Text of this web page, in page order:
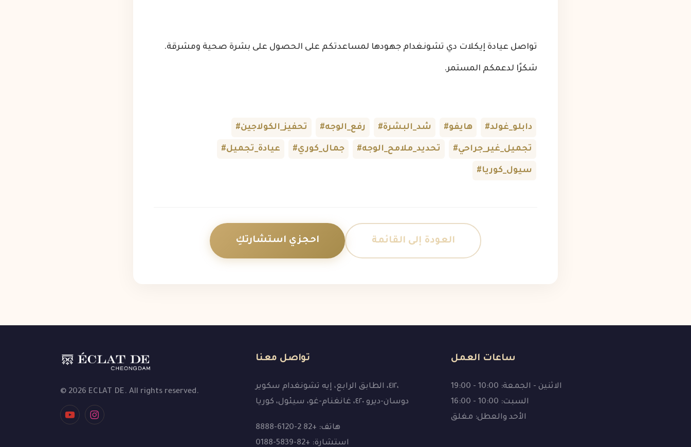
تواصل عيادة إيكلات دي تشونغدام جهودها لمساعدتكم على الحصول على بشرة صحية ومشرقة.
شكرًا لدعمكم المستمر.
#دابلو_غولد #هايفو #شد_البشرة #رفع_الوجه #تحفيز_الكولاجين
#تجميل_غير_جراحي #تحديد_ملامح_الوجه #جمال_كوري #عيادة_تجميل
#سيول_كوريا
العودة إلى القائمة احجزي استشارتكِ
© 2026 ECLAT DE. All rights reserved.
تواصل معنا
٤١٢، الطابق الرابع، إيه تشونغدام سكوير،
دوسان-ديرو ٤٢٠، غانغنام-غو، سيئول، كوريا
هاتف: +82 2-6120-8888
استشارة: +82-5839-0188
ساعات العمل
الاثنين - الجمعة: 10:00 - 19:00
السبت: 10:00 - 16:00
الأحد والعطل: مغلق